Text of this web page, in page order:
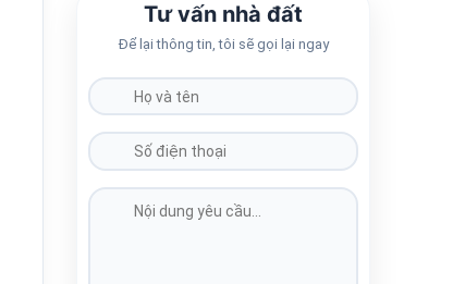
Tư vấn nhà đất
Để lại thông tin, tôi sẽ gọi lại ngay